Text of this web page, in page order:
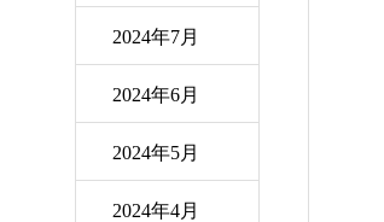
2024年7月
2024年6月
2024年5月
2024年4月